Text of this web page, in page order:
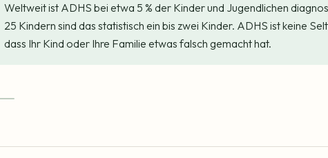
Weltweit ist ADHS bei etwa 5 % der Kinder und Jugendlichen
25 Kindern sind das statistisch ein bis zwei Kinder. ADHS ist keine
dass Ihr Kind oder Ihre Familie etwas falsch gemacht hat.